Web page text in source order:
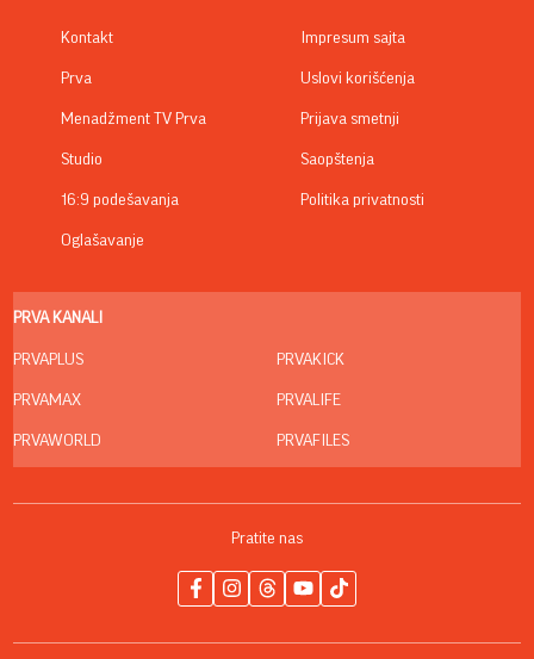
Kontakt
Prva
Menadžment TV Prva
Studio
16:9 podešavanja
Oglašavanje
Impresum sajta
Uslovi korišćenja
Prijava smetnji
Saopštenja
Politika privatnosti
PRVA KANALI
PRVAPLUS
PRVAMAX
PRVAWORLD
PRVAKICK
PRVALIFE
PRVAFILES
Pratite nas